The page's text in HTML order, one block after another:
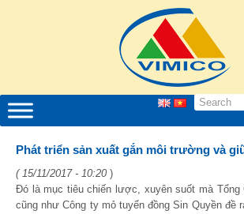
Phát triển sản xuất gắn môi trường và
( 15/11/2017 - 10:20 )
Đó là mục tiêu chiến lược, xuyên suốt mà Tổng
cũng như Công ty mỏ tuyển đồng Sin Quyền đề